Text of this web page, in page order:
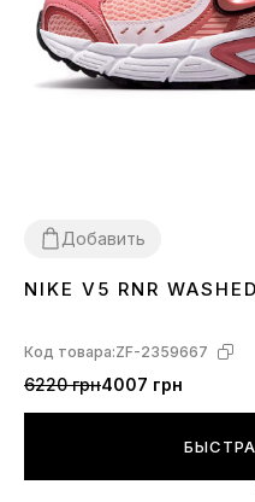
Добавить
3637 383940
NIKE V5 RNR
Код товара:ZF-2359667
6220 грн4007 грн